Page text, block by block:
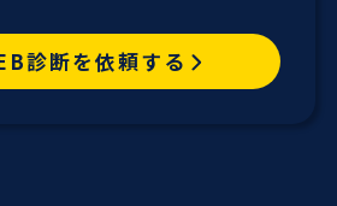
診断を依頼する